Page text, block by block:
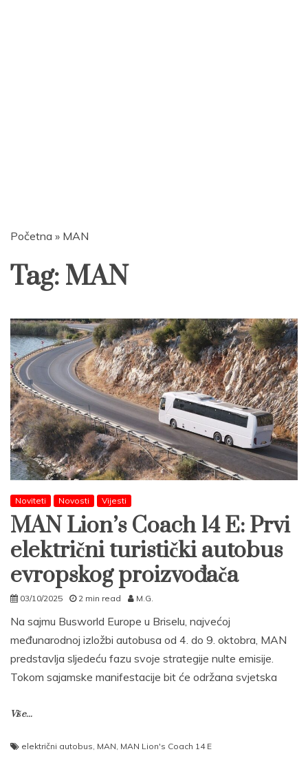
Početna » MAN
Tag: MAN
Noviteti Novosti Vijesti
MAN Lion’s Coach 14 E: Prvi
električni turistički autobus
evropskog proizvođača
03/10/2025 2 min read M.G.
Na sajmu Busworld Europe u Briselu, najvećoj
međunarodnoj izložbi autobusa od 4. do 9. oktobra, MAN
predstavlja sljedeću fazu svoje strategije nulte emisije.
Tokom sajamske manifestacije bit će održana svjetska
Više...
električni autobus, MAN, MAN Lion's Coach 14 E